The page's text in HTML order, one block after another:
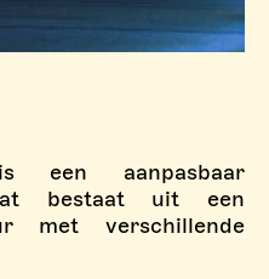
aanpasbaar
bestaat uit een
met verschillende